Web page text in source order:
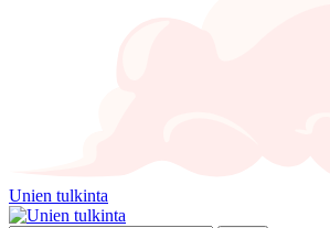
Unien tulkinta